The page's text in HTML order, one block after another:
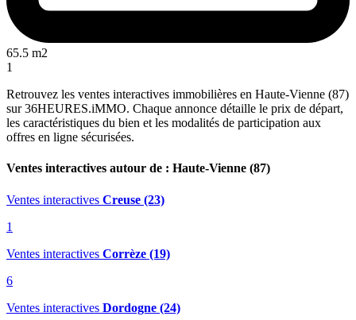
65.5 m2
1
Retrouvez les ventes interactives immobilières en Haute-Vienne (87)
sur 36HEURES.iMMO. Chaque annonce détaille le prix de départ,
les caractéristiques du bien et les modalités de participation aux
offres en ligne sécurisées.
Ventes interactives autour de : Haute-Vienne (87)
Ventes interactives Creuse (23)
1
Ventes interactives Corrèze (19)
6
Ventes interactives Dordogne (24)